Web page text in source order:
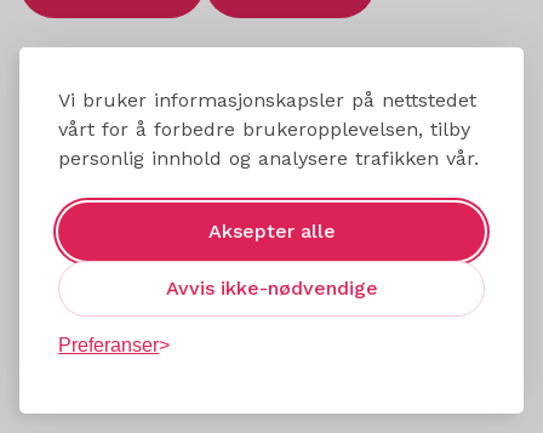
Vi bruker informasjonskapsler på nettstedet
vårt for å forbedre brukeropplevelsen, tilby
personlig innhold og analysere trafikken vår.
Aksepter alle
Avvis ikke-nødvendige
Preferanser